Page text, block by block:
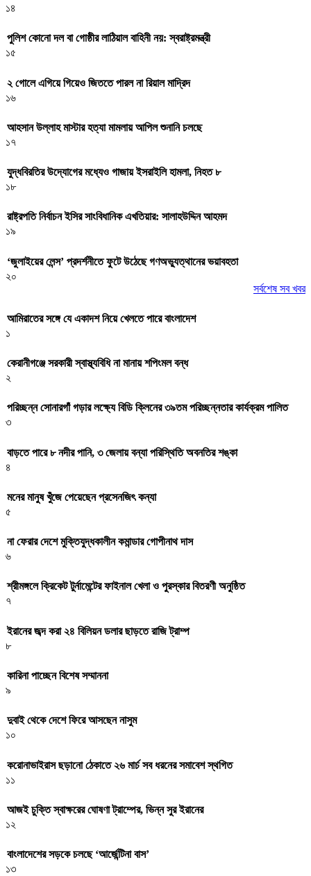
১৪
পুলিশ কোনো দল বা গোষ্ঠীর লাঠিয়াল বাহিনী নয়: স্বরাষ্ট্রমন্ত্রী
১৫
২ গোলে এগিয়ে গিয়েও জিততে পারল না রিয়াল মাদ্রিদ
১৬
আহসান উল্লাহ মাস্টার হত্যা মামলায় আপিল শুনানি চলছে
১৭
যুদ্ধবিরতির উদ্যোগের মধ্যেও গাজায় ইসরাইলি হামলা, নিহত ৮
১৮
রাষ্ট্রপতি নির্বাচন ইসির সাংবিধানিক এখতিয়ার: সালাহউদ্দিন আহমদ
১৯
‘জুলাইয়ের লেন্স’ প্রদর্শনীতে ফুটে উঠেছে গণঅভ্যুত্থানের ভয়াবহতা
২০
সর্বশেষ সব খবর
আমিরাতের সঙ্গে যে একাদশ নিয়ে খেলতে পারে বাংলাদেশ
১
কেরানীগঞ্জে সরকারী স্বাস্থ্যবিধি না মানায় শপিংমল বন্ধ
২
পরিচ্ছন্ন সোনারগাঁ গড়ার লক্ষ্যে বিডি ক্লিনের ৩৯তম পরিচ্ছন্নতার কার্যক্রম পালিত
৩
বাড়তে পারে ৮ নদীর পানি, ৩ জেলায় বন্যা পরিস্থিতি অবনতির শঙ্কা
৪
মনের মানুষ খুঁজে পেয়েছেন প্রসেনজিৎ কন্যা
৫
না ফেরার দেশে মুক্তিযুদ্ধকালীন কমান্ডার গোপীনাথ দাস
৬
শ্রীমঙ্গলে ক্রিকেট টুর্নামেন্টের ফাইনাল খেলা ও পুরস্কার বিতরণী অনুষ্ঠিত
৭
ইরানের জব্দ করা ২৪ বিলিয়ন ডলার ছাড়তে রাজি ট্রাম্প
৮
কারিনা পাচ্ছেন বিশেষ সম্মাননা
৯
দুবাই থেকে দেশে ফিরে আসছেন নাসুম
১০
করোনাভাইরাস ছড়ানো ঠেকাতে ২৬ মার্চ সব ধরনের সমাবেশ স্থগিত
১১
আজই চুক্তি স্বাক্ষরের ঘোষণা ট্রাম্পের, ভিন্ন সুর ইরানের
১২
বাংলাদেশের সড়কে চলছে ‘আর্জেন্টিনা বাস’
১৩